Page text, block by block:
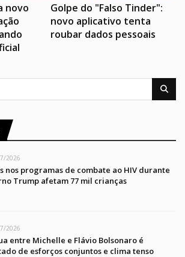
novo
Golpe do "Falso Tinder":
novo aplicativo tenta
roubar dados pessoais
2026
nos programas de combate ao HIV durante
Trump afetam 77 mil crianças
2026
entre Michelle e Flávio Bolsonaro é
de esforços conjuntos e clima tenso